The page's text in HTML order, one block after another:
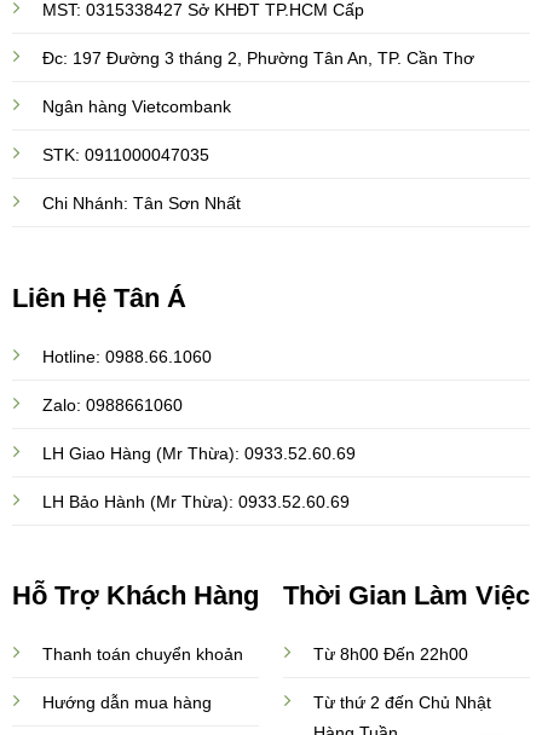
MST: 0315338427 Sở KHĐT TP.HCM Cấp
Đc: 197 Đường 3 tháng 2, Phường Tân An, TP. Cần Thơ
Ngân hàng Vietcombank
STK: 0911000047035
Chi Nhánh: Tân Sơn Nhất
Liên Hệ Tân Á
Hotline: 0988.66.1060
Zalo: 0988661060
LH Giao Hàng (Mr Thừa): 0933.52.60.69
LH Bảo Hành (Mr Thừa): 0933.52.60.69
Hỗ Trợ Khách Hàng
Thanh toán chuyển khoản
Hướng dẫn mua hàng
Thời Gian Làm Việc
Từ 8h00 Đến 22h00
Từ thứ 2 đến Chủ Nhật